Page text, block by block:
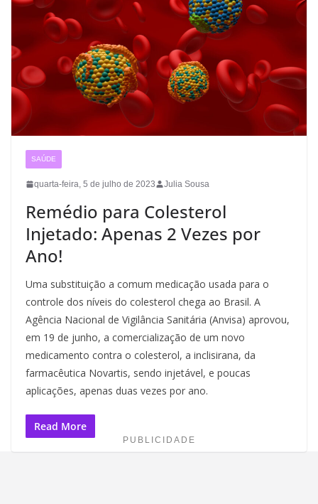
SAÚDE
quarta-feira, 5 de julho de 2023 Julia Sousa
Remédio para Colesterol
Injetado: Apenas 2 Vezes por
Ano!
Uma substituição a comum medicação usada para o
controle dos níveis do colesterol chega ao Brasil. A
Agência Nacional de Vigilância Sanitária (Anvisa) aprovou,
em 19 de junho, a comercialização de um novo
medicamento contra o colesterol, a inclisirana, da
farmacêutica Novartis, sendo injetável, e poucas
aplicações, apenas duas vezes por ano.
Read More
PUBLICIDADE